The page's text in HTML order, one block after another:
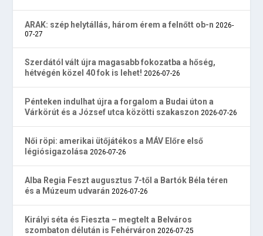
ARAK: szép helytállás, három érem a felnőtt ob-n 2026-
07-27
Szerdától vált újra magasabb fokozatba a hőség,
hétvégén közel 40 fok is lehet! 2026-07-26
Pénteken indulhat újra a forgalom a Budai úton a
Várkörút és a József utca közötti szakaszon 2026-07-26
Női röpi: amerikai ütőjátékos a MÁV Előre első
légiósigazolása 2026-07-26
Alba Regia Feszt augusztus 7-től a Bartók Béla téren
és a Múzeum udvarán 2026-07-26
Királyi séta és Fieszta – megtelt a Belváros
szombaton délután is Fehérváron 2026-07-25